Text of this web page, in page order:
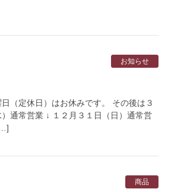
お知らせ
定休日）はお休みです。 その後は３
通常営業 ↓ １２月３１日（日）通常営
商品